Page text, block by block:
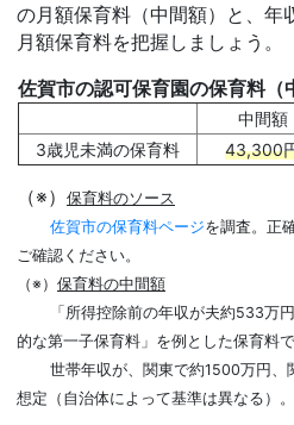
の月額保育料（中間額）と、年
月額保育料を把握しましょう。
佐賀市の認可保育園の保育料（
中間額
3歳児未満の保育料
43,300
（※）
保育料のソース
佐賀市の保育料ページを調査。正
ご確認ください。
（※） 保育料の中間額
「所得控除前の年収が夫約533万
的な第一子保育料」を例とした保育料で
世帯年収が、関東で約1500万円
想定（自治体によって基準は異なる）。